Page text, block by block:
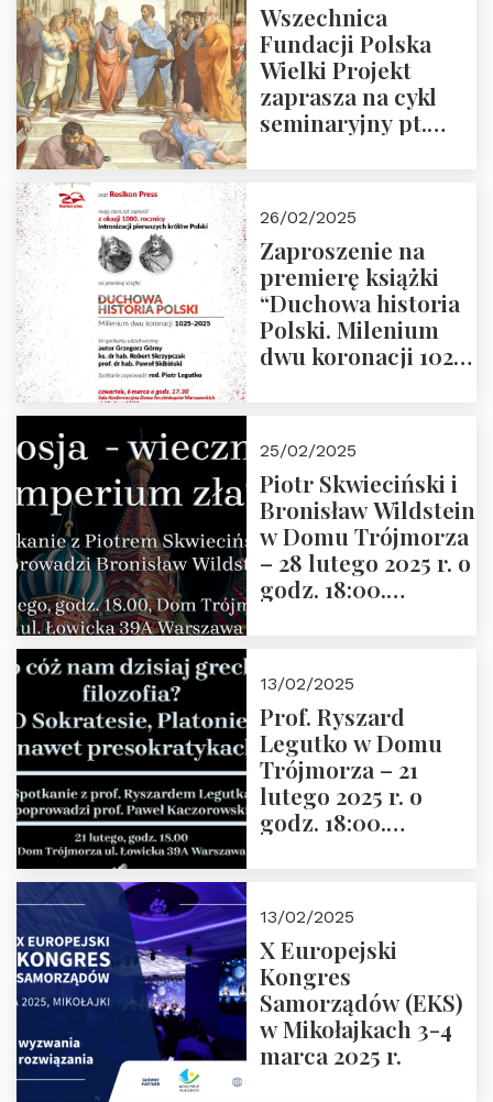
Wszechnica
Fundacji Polska
Wielki Projekt
zaprasza na cykl
seminaryjny pt.
26/02/2025
Zaproszenie na
premierę książki
“Duchowa historia
Polski. Milenium
dwu koronacji 1025-
2025 r. godz. 17:30,
DAW ul. Miodowa
17/19
25/02/2025
Piotr Skwieciński i
Bronisław Wildstein
w Domu Trójmorza
– 28 lutego 2025 r. o
godz. 18:00.
13/02/2025
Prof. Ryszard
Legutko w Domu
Trójmorza – 21
lutego 2025 r. o
godz. 18:00.
Zapraszamy
13/02/2025
X Europejski
Kongres
Samorządów (EKS)
w Mikołajkach 3-4
marca 2025 r.